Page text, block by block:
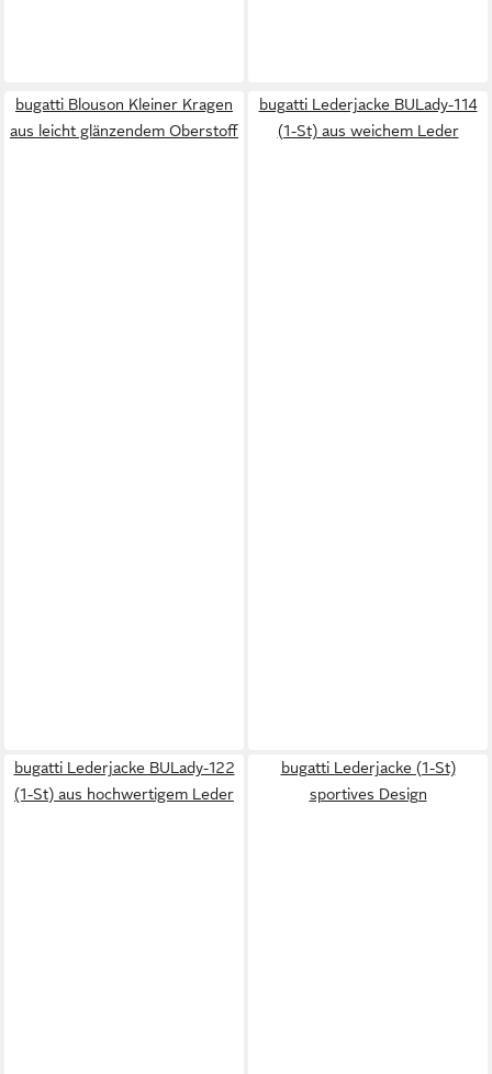
bugatti Blouson Kleiner Kragen
aus leicht glänzendem Oberstoff
bugatti Lederjacke BULady-114
(1-St) aus weichem Leder
bugatti Lederjacke BULady-122
(1-St) aus hochwertigem Leder
bugatti Lederjacke (1-St)
sportives Design